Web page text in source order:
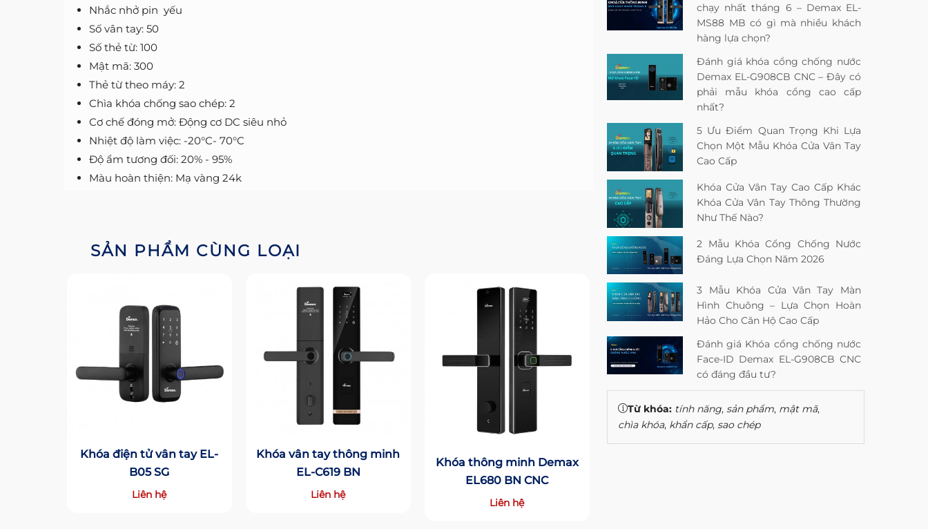
Nhắc nhở pin yếu
Số vân tay: 50
Số thẻ từ: 100
Mật mã: 300
Thẻ từ theo máy: 2
Chìa khóa chống sao chép: 2
Cơ chế đóng mở: Động cơ DC siêu nhỏ
Nhiệt độ làm việc: -20°C- 70°C
Độ ẩm tương đối: 20% - 95%
Màu hoàn thiện: Mạ vàng 24k
SẢN PHẨM CÙNG LOẠI
Khóa điện tử vân tay EL-
B05 SG
Liên hệ
Khóa vân tay thông minh
EL-C619 BN
Liên hệ
Khóa thông minh Demax
EL680 BN CNC
Liên hệ
chạy nhất tháng 6 – Demax EL-
MS88 MB có gì mà nhiều khách
hàng lựa chọn?
Đánh giá khóa cổng chống nước
Demax EL-G908CB CNC – Đây có
phải mẫu khóa cổng cao cấp
nhất?
5 Ưu Điểm Quan Trọng Khi Lựa
Chọn Một Mẫu Khóa Cửa Vân Tay
Cao Cấp
Khóa Cửa Vân Tay Cao Cấp Khác
Khóa Cửa Vân Tay Thông Thường
Như Thế Nào?
2 Mẫu Khóa Cổng Chống Nước
Đáng Lựa Chọn Năm 2026
3 Mẫu Khóa Cửa Vân Tay Màn
Hình Chuông – Lựa Chọn Hoàn
Hảo Cho Căn Hộ Cao Cấp
Đánh giá Khóa cổng chống nước
Face-ID Demax EL-G908CB CNC
có đáng đầu tư?
Từ khóa: tính năng, sản phẩm, mật mã,
chìa khóa, khẩn cấp, sao chép